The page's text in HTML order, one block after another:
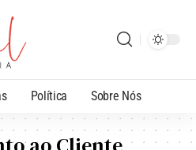
Política Sobre Nós